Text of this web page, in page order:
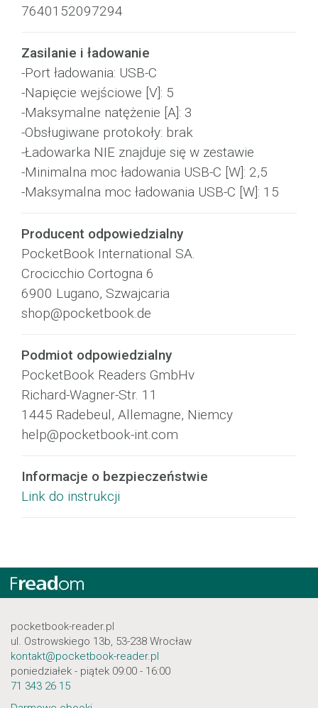
7640152097294
Zasilanie i ładowanie
-Port ładowania: USB-C
-Napięcie wejściowe [V]: 5
-Maksymalne natężenie [A]: 3
-Obsługiwane protokoły: brak
-Ładowarka NIE znajduje się w zestawie
-Minimalna moc ładowania USB-C [W]: 2,5
-Maksymalna moc ładowania USB-C [W]: 15
Producent odpowiedzialny
PocketBook International SA.
Crocicchio Cortogna 6
6900 Lugano, Szwajcaria
shop@pocketbook.de
Podmiot odpowiedzialny
PocketBook Readers GmbHv
Richard-Wagner-Str. 11
1445 Radebeul, Allemagne, Niemcy
help@pocketbook-int.com
Informacje o bezpieczeństwie
Link do instrukcji
pocketbook-reader.pl
ul. Ostrowskiego 13b, 53-238 Wrocław
kontakt@pocketbook-reader.pl
poniedziałek - piątek 09:00 - 16:00
71 343 26 15